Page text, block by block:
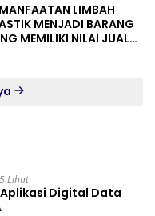
LIMBAH
MENJADI BARANG
MEMILIKI NILAI JUAL
Lihat
Aplikasi Digital Data